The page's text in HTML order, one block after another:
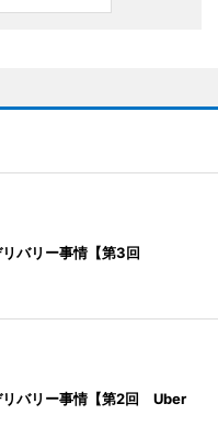
リバリー事情【第3回
リバリー事情【第2回 Uber